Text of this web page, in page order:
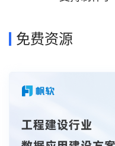
免费资源